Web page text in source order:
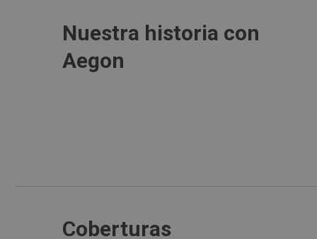
Nuestra historia con
Aegon
Coberturas